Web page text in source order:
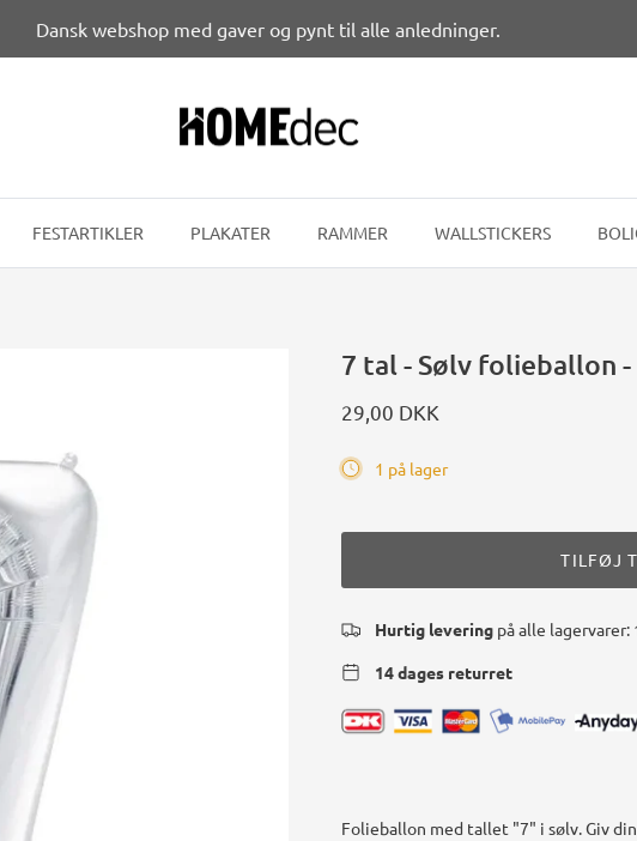
Dansk webshop med gaver og pynt til alle anledninger.
FESTARTIKLER PLAKATER RAMMER WALLSTICKERS
7 tal - Sølv folieballon -
29,00 DKK
1 på lager
TILFØJ
Hurtig levering på alle lagervarer:
14 dages returret
Folieballon med tallet "7" i sølv. Giv